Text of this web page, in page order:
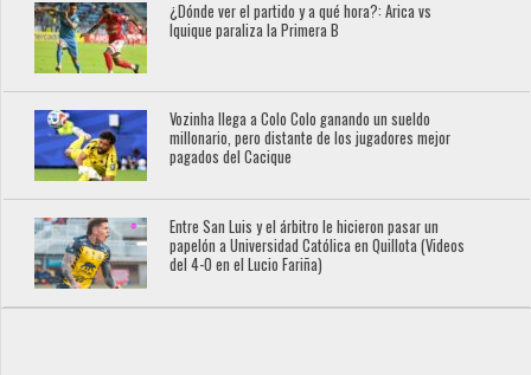
¿Dónde ver el partido y a qué hora?: Arica vs
Iquique paraliza la Primera B
Vozinha llega a Colo Colo ganando un sueldo
millonario, pero distante de los jugadores mejor
pagados del Cacique
Entre San Luis y el árbitro le hicieron pasar un
papelón a Universidad Católica en Quillota (Videos
del 4-0 en el Lucio Fariña)